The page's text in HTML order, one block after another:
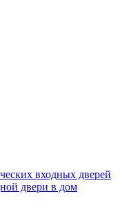
входных дверей
двери в дом